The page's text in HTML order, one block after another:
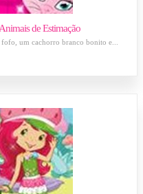
de Estimação
um cachorro branco bonito e...